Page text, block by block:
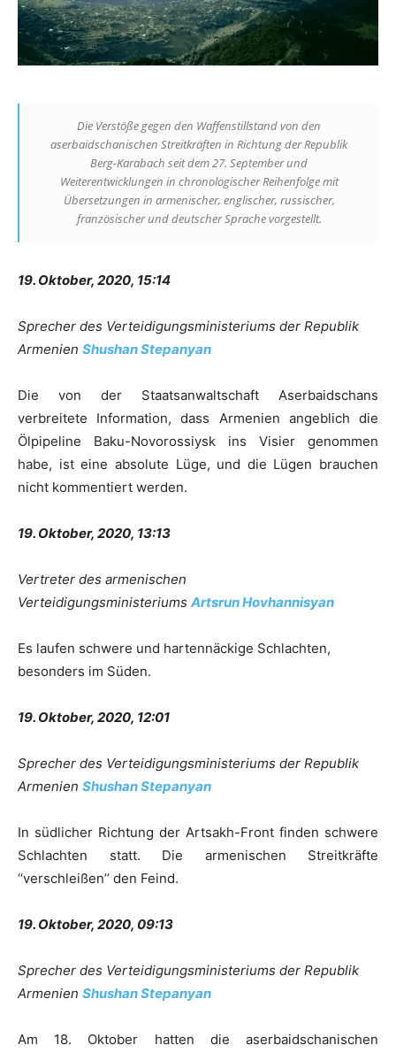
Die Verstöße gegen den Waffenstillstand von den
aserbaidschanischen Streitkräften in Richtung der Republik
Berg-Karabach seit dem 27. September und
Weiterentwicklungen in chronologischer Reihenfolge mit
Übersetzungen in armenischer, englischer, russischer,
französischer und deutscher Sprache vorgestellt.
19. Oktober, 2020, 15:14
Sprecher des Verteidigungsministeriums der Republik
Armenien Shushan Stepanyan
Die von der Staatsanwaltschaft Aserbaidschans
verbreitete Information, dass Armenien angeblich die
Ölpipeline Baku-Novorossiysk ins Visier genommen
habe, ist eine absolute Lüge, und die Lügen brauchen
nicht kommentiert werden.
19. Oktober, 2020, 13:13
Vertreter des armenischen
Verteidigungsministeriums Artsrun Hovhannisyan
Es laufen schwere und hartennäckige Schlachten,
besonders im Süden.
19. Oktober, 2020, 12:01
Sprecher des Verteidigungsministeriums der Republik
Armenien Shushan Stepanyan
In südlicher Richtung der Artsakh-Front finden schwere
Schlachten statt. Die armenischen Streitkräfte
‘‘verschleißen’’ den Feind.
19. Oktober, 2020, 09:13
Sprecher des Verteidigungsministeriums der Republik
Armenien Shushan Stepanyan
Am 18. Oktober hatten die aserbaidschanischen